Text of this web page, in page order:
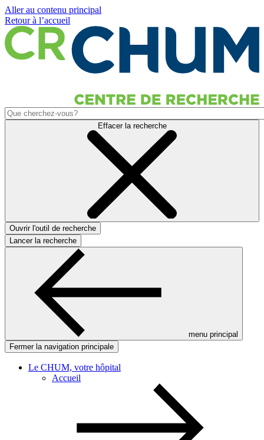
Aller au contenu principal
Retour à l’accueil
Effacer la recherche
Ouvrir l'outil de recherche
Lancer la recherche
menu principal
Fermer la navigation principale
Le CHUM, votre hôpital
Accueil